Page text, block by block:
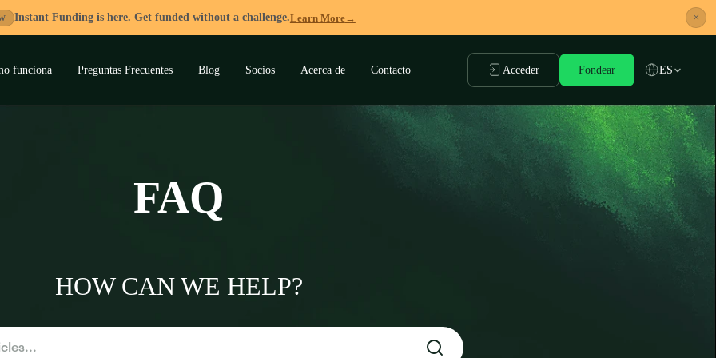
Instant Funding is here. Get funded without a challenge.Learn More→ ×
funciona Preguntas Frecuentes Blog Socios Acerca de Contacto Acceder Fondear ES
FAQ
HOW CAN WE HELP?